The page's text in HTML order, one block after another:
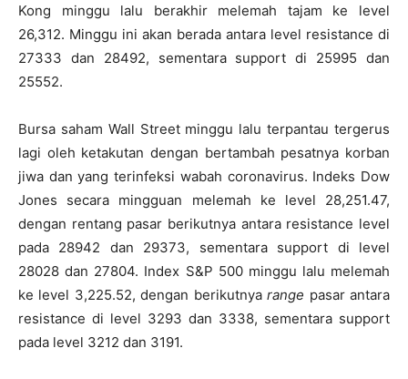
Kong minggu lalu berakhir melemah tajam ke level
26,312. Minggu ini akan berada antara level resistance di
27333 dan 28492, sementara support di 25995 dan
25552.
Bursa saham Wall Street minggu lalu terpantau tergerus
lagi oleh ketakutan dengan bertambah pesatnya korban
jiwa dan yang terinfeksi wabah coronavirus. Indeks Dow
Jones secara mingguan melemah ke level 28,251.47,
dengan rentang pasar berikutnya antara resistance level
pada 28942 dan 29373, sementara support di level
28028 dan 27804. Index S&P 500 minggu lalu melemah
ke level 3,225.52, dengan berikutnyarange pasar antara
resistance di level 3293 dan 3338, sementara support
pada level 3212 dan 3191.